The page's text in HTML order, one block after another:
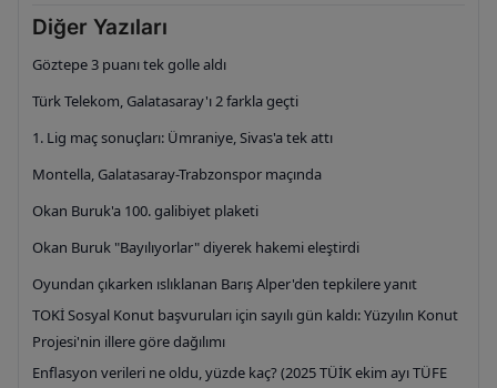
Diğer Yazıları
Göztepe 3 puanı tek golle aldı
Türk Telekom, Galatasaray'ı 2 farkla geçti
1. Lig maç sonuçları: Ümraniye, Sivas'a tek attı
Montella, Galatasaray-Trabzonspor maçında
Okan Buruk'a 100. galibiyet plaketi
Okan Buruk "Bayılıyorlar" diyerek hakemi eleştirdi
Oyundan çıkarken ıslıklanan Barış Alper'den tepkilere yanıt
TOKİ Sosyal Konut başvuruları için sayılı gün kaldı: Yüzyılın Konut
Projesi'nin illere göre dağılımı
Enflasyon verileri ne oldu, yüzde kaç? (2025 TÜİK ekim ayı TÜFE